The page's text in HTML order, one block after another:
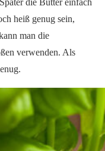
heiß genug sein,
man die
verwenden. Als